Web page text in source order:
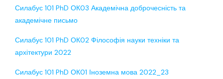
Силабус 101 PhD ОК03 Академічна доброчесність та
академічне письмо
Силабус 101 PhD ОК02 Філософія науки техніки та
архітектури 2022
Силабус 101 PhD ОК01 Іноземна мова 2022_23